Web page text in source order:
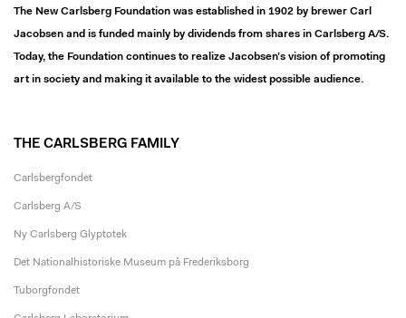
The New Carlsberg Foundation was established in 1902 by brewer Carl
Jacobsen and is funded mainly by dividends from shares in Carlsberg A/S.
Today, the Foundation continues to realize Jacobsen’s vision of promoting
art in society and making it available to the widest possible audience.
THE CARLSBERG FAMILY
Carlsbergfondet
Carlsberg A/S
Ny Carlsberg Glyptotek
Det Nationalhistoriske Museum på Frederiksborg
Tuborgfondet